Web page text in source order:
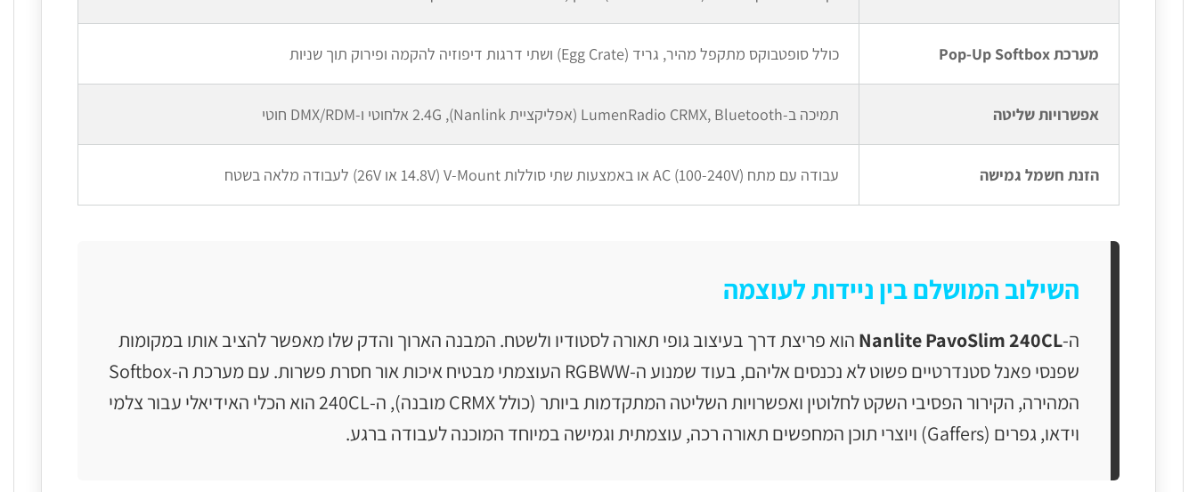
מערכת Pop-Up Softbox כולל סופטבוקס מתקפל מהיר, גריד (Egg Crate) ושתי דרגות דיפוזיה להקמה ופירוק תוך שניות
אפשרויות שליטה תמיכה ב-LumenRadio CRMX, Bluetooth (אפליקציית Nanlink), 2.4G אלחוטי ו-DMX/RDM חוטי
הזנת חשמל גמישה עבודה עם מתח AC (100-240V) או באמצעות שתי סוללות V-Mount (14.8V או 26V) לעבודה מלאה בשטח
השילוב המושלם בין ניידות לעוצמה
ה-Nanlite PavoSlim 240CL הוא פריצת דרך בעיצוב גופי תאורה לסטודיו ולשטח. המבנה הארוך והדק שלו מאפשר להציב אותו במקומות
שפנסי פאנל סטנדרטיים פשוט לא נכנסים אליהם, בעוד שמנוע ה-RGBWW העוצמתי מבטיח איכות אור חסרת פשרות. עם מערכת ה-Softbox
המהירה, הקירור הפסיבי השקט לחלוטין ואפשרויות השליטה המתקדמות ביותר (כולל CRMX מובנה), ה-240CL הוא הכלי האידיאלי עבור צלמי
וידאו, גפרים (Gaffers) ויוצרי תוכן המחפשים תאורה רכה, עוצמתית וגמישה במיוחד המוכנה לעבודה ברגע.